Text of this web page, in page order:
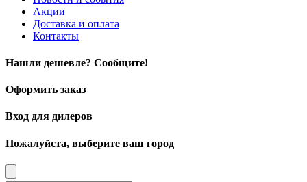
Акции
Доставка и оплата
Контакты
Нашли дешевле? Сообщите!
Оформить заказ
Вход для дилеров
Пожалуйста, выберите ваш город